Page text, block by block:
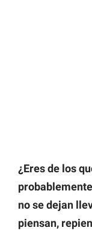
¿Eres de los
no se dejan
piensan,